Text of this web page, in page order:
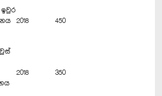
2018 450
2018 350